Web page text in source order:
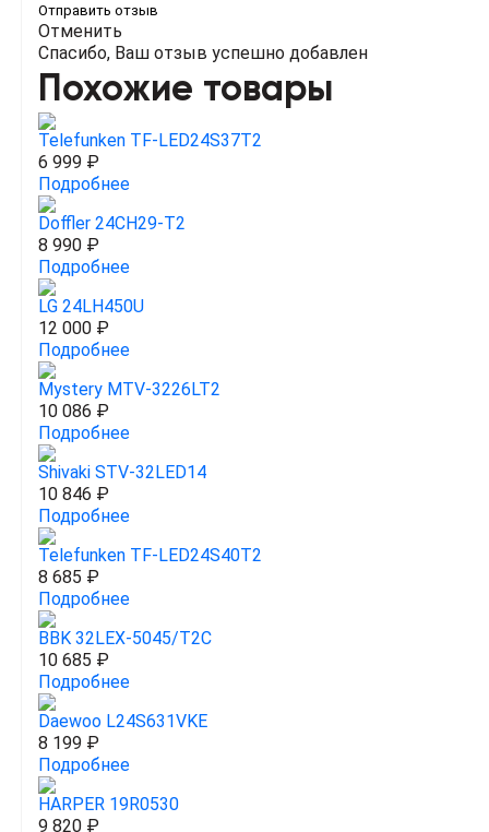
Отправить отзыв
Отменить
Спасибо, Ваш отзыв успешно добавлен
Похожие товары
Telefunken TF-LED24S37T2
6 999 ₽
Подробнее
Doffler 24CH29-T2
8 990 ₽
Подробнее
LG 24LH450U
12 000 ₽
Подробнее
Mystery MTV-3226LT2
10 086 ₽
Подробнее
Shivaki STV-32LED14
10 846 ₽
Подробнее
Telefunken TF-LED24S40T2
8 685 ₽
Подробнее
BBK 32LEX-5045/T2C
10 685 ₽
Подробнее
Daewoo L24S631VKE
8 199 ₽
Подробнее
HARPER 19R0530
9 820 ₽